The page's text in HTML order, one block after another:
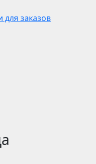
для заказов